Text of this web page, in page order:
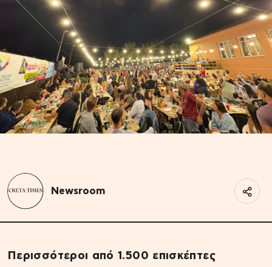
Newsroom
Περισσότεροι από 1.500 επισκέπτες